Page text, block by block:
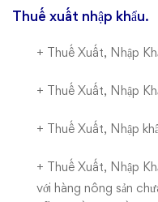
trang
tư
vấn
từ
ngày
Thuế xuất nhập khẩu.
+ Thuế Xuất, Nhập
+ Thuế Xuất, Nhập
+ Thuế Xuất, Nhập
+ Thuế Xuất, Nhập
với hàng nông sản